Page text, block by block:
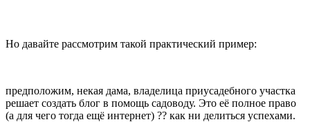
Но давайте рассмотрим такой практический пример:
предположим, некая дама, владелица приусадебного участка
решает создать блог в помощь садоводу. Это её полное право
(а для чего тогда ещё интернет) ?? как ни делиться успехами.